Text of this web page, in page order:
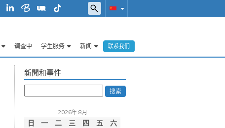
调查中 学生服务 新闻 联系我们
新聞和事件
搜索
2026年 8月
日 一 二 三 四 五
六